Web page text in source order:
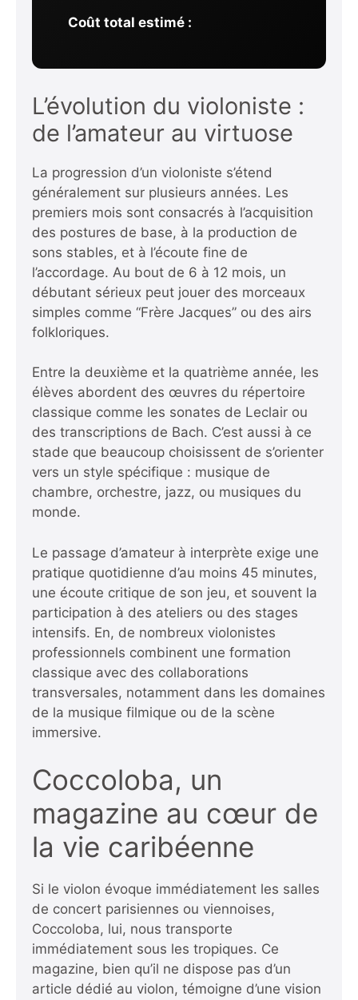
Coût total estimé :
L’évolution du violoniste :
de l’amateur au virtuose
La progression d’un violoniste s’étend
généralement sur plusieurs années. Les
premiers mois sont consacrés à l’acquisition
des postures de base, à la production de
sons stables, et à l’écoute fine de
l’accordage. Au bout de 6 à 12 mois, un
débutant sérieux peut jouer des morceaux
simples comme “Frère Jacques” ou des airs
folkloriques.
Entre la deuxième et la quatrième année, les
élèves abordent des œuvres du répertoire
classique comme les sonates de Leclair ou
des transcriptions de Bach. C’est aussi à ce
stade que beaucoup choisissent de s’orienter
vers un style spécifique : musique de
chambre, orchestre, jazz, ou musiques du
monde.
Le passage d’amateur à interprète exige une
pratique quotidienne d’au moins 45 minutes,
une écoute critique de son jeu, et souvent la
participation à des ateliers ou des stages
intensifs. En, de nombreux violonistes
professionnels combinent une formation
classique avec des collaborations
transversales, notamment dans les domaines
de la musique filmique ou de la scène
immersive.
Coccoloba, un
magazine au cœur de
la vie caribéenne
Si le violon évoque immédiatement les salles
de concert parisiennes ou viennoises,
Coccoloba, lui, nous transporte
immédiatement sous les tropiques. Ce
magazine, bien qu’il ne dispose pas d’un
article dédié au violon, témoigne d’une vision